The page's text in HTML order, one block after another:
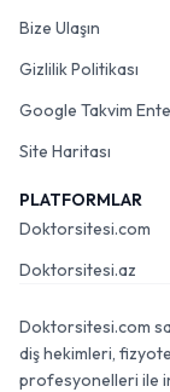
Bize Ulaşın
Gizlilik Politikası
Google Takvim
Site Haritası
PLATFORMLAR
Doktorsitesi.com
Doktorsitesi.az
Doktorsitesi.com
diş hekimleri,
profesyonelleri ile